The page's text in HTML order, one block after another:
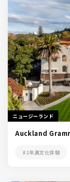
ニュージーランド
Auckland
#1年異文化体験